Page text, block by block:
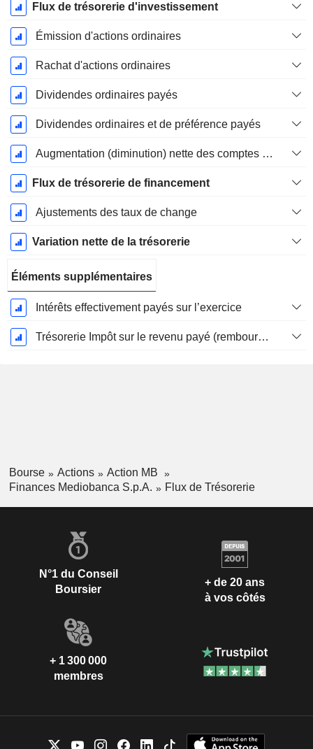
Flux de trésorerie d'investissement
Émission d'actions ordinaires
Rachat d'actions ordinaires
Dividendes ordinaires payés
Dividendes ordinaires et de préférence payés
Augmentation (diminution) nette des comptes de dépôt - (CF)
Flux de trésorerie de financement
Ajustements des taux de change
Variation nette de la trésorerie
Éléments supplémentaires
Intérêts effectivement payés sur l’exercice
Trésorerie Impôt sur le revenu payé (remboursement)Impôt effectivement payé (remboursé) sur l’exercice
Bourse Actions
Action MB
Finances Mediobanca S.p.A.
Flux de Trésorerie
N°1 du Conseil
Boursier
+ de 20 ans
à vos côtés
+ 1 300 000
membres